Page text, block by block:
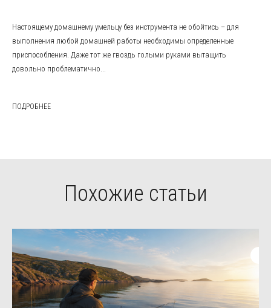
Настоящему домашнему умельцу без инструмента не обойтись – для
выполнения любой домашней работы необходимы определенные
приспособления. Даже тот же гвоздь голыми руками вытащить
довольно проблематично...
ПОДРОБНЕЕ
Похожие статьи